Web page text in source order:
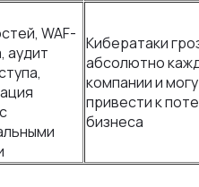
WAF-
аудит
Кибератаки
абсолютно
компании и
привести к
бизнеса